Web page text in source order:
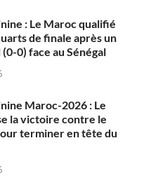
: Le Maroc qualifié
de finale après un
0) face au Sénégal
Maroc-2026 : Le
la victoire contre le
terminer en tête du